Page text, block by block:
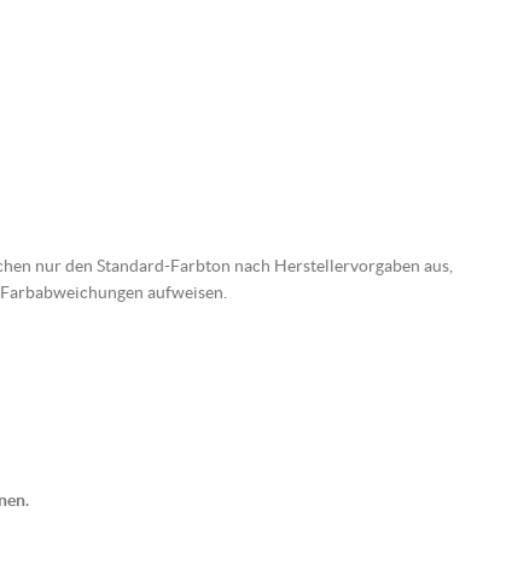
nur den Standard-Farbton nach Herstellervorgaben aus,
aufweisen.